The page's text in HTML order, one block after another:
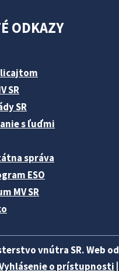
ODKAZY
SR
SR
s ľuďmi
správa
ESO
MV SR
vnútra SR. Web od
o prístupnosti